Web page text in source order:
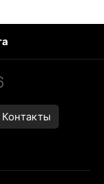
Контакты